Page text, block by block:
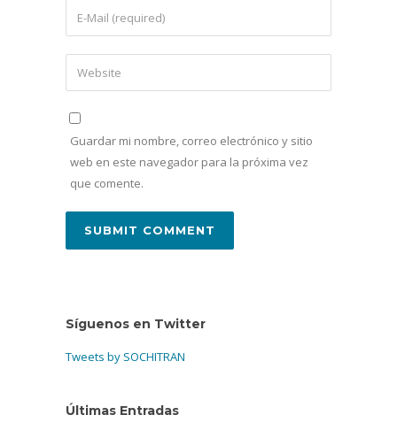
Guardar mi nombre, correo electrónico y sitio
web en este navegador para la próxima vez
que comente.
Síguenos en Twitter
Tweets by SOCHITRAN
Últimas Entradas